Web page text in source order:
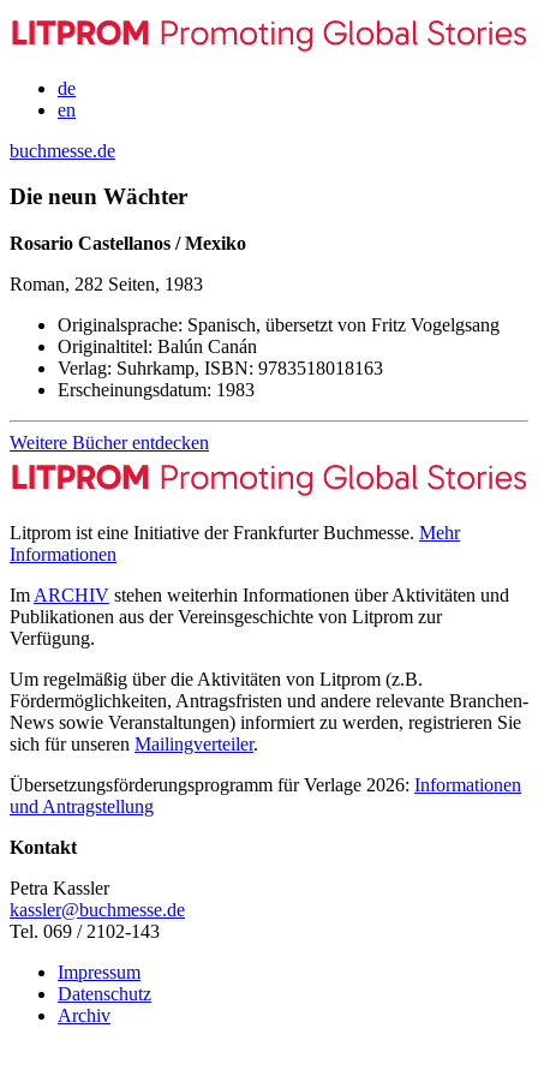
de
en
buchmesse.de
Die neun Wächter
Rosario Castellanos / Mexiko
Roman, 282 Seiten, 1983
Originalsprache: Spanisch, übersetzt von Fritz Vogelgsang
Originaltitel: Balún Canán
Verlag: Suhrkamp, ISBN: 9783518018163
Erscheinungsdatum: 1983
Weitere Bücher entdecken
Litprom ist eine Initiative der Frankfurter Buchmesse. Mehr
Informationen
Im ARCHIV stehen weiterhin Informationen über Aktivitäten und
Publikationen aus der Vereinsgeschichte von Litprom zur
Verfügung.
Um regelmäßig über die Aktivitäten von Litprom (z.B.
Fördermöglichkeiten, Antragsfristen und andere relevante Branchen-
News sowie Veranstaltungen) informiert zu werden, registrieren Sie
sich für unseren Mailingverteiler.
Übersetzungsförderungsprogramm für Verlage 2026: Informationen
und Antragstellung
Kontakt
Petra Kassler
kassler@buchmesse.de
Tel. 069 / 2102-143
Impressum
Datenschutz
Archiv